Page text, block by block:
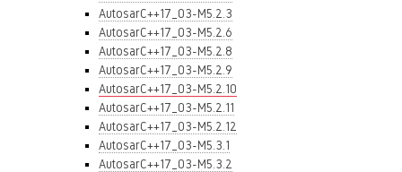
AutosarC++17_03-M5.2.3
AutosarC++17_03-M5.2.6
AutosarC++17_03-M5.2.8
AutosarC++17_03-M5.2.9
AutosarC++17_03-M5.2.10
AutosarC++17_03-M5.2.11
AutosarC++17_03-M5.2.12
AutosarC++17_03-M5.3.1
AutosarC++17_03-M5.3.2